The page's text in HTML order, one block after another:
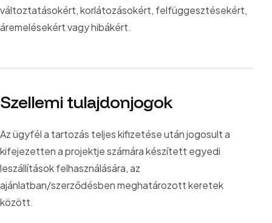
változtatásokért, korlátozásokért, felfüggesztésekért,
áremelésekért vagy hibákért.
Szellemi tulajdonjogok
Az ügyfél a tartozás teljes kifizetése után jogosult a
kifejezetten a projektje számára készített egyedi
leszállítások felhasználására, az
ajánlatban/szerződésben meghatározott keretek
között.